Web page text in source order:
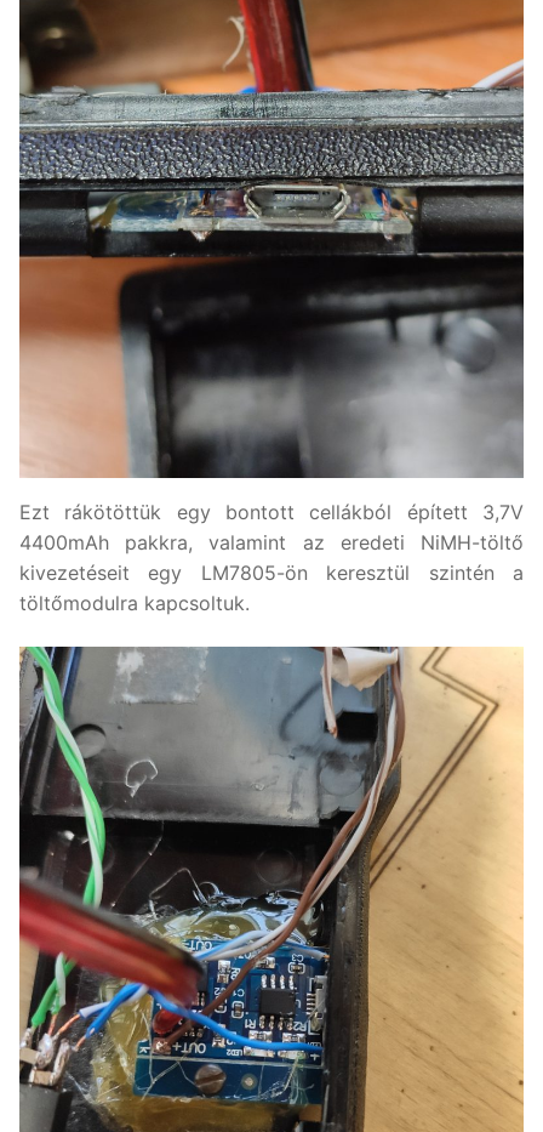
Ezt rákötöttük egy bontott cellákból épített 3,7V
4400mAh pakkra, valamint az eredeti NiMH-töltő
kivezetéseit egy LM7805-ön keresztül szintén a
töltőmodulra kapcsoltuk.